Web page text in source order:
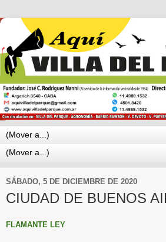
SÁBADO, 5 DE DICIEMBRE DE 2020
CIUDAD DE BUENOS
FLAMANTE LEY